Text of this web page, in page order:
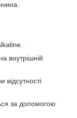
внутрішній
за допомогою